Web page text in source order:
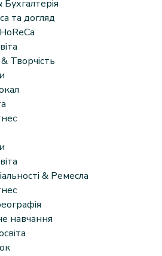
та догляд
Творчість
& Ремесла
навчання